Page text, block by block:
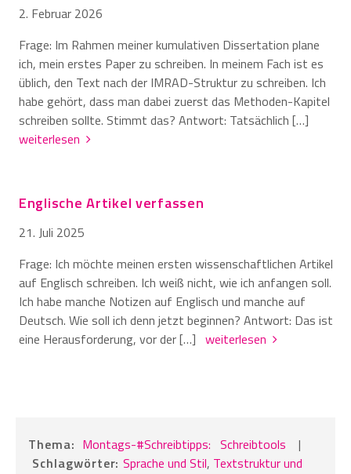
2. Februar 2026
Frage: Im Rahmen meiner kumulativen Dissertation plane
ich, mein erstes Paper zu schreiben. In meinem Fach ist es
üblich, den Text nach der IMRAD-Struktur zu schreiben. Ich
habe gehört, dass man dabei zuerst das Methoden-Kapitel
schreiben sollte. Stimmt das? Antwort: Tatsächlich […]
weiterlesen
Englische Artikel verfassen
21. Juli 2025
Frage: Ich möchte meinen ersten wissenschaftlichen Artikel
auf Englisch schreiben. Ich weiß nicht, wie ich anfangen soll.
Ich habe manche Notizen auf Englisch und manche auf
Deutsch. Wie soll ich denn jetzt beginnen? Antwort: Das ist
eine Herausforderung, vor der […] weiterlesen
Thema: Montags-#Schreibtipps: Schreibtools
|
Schlagwörter:Sprache und Stil, Textstruktur und